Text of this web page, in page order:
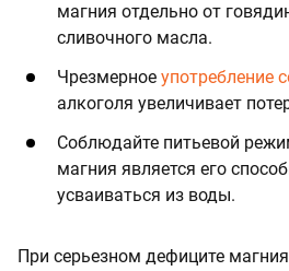
магния отдельно от
сливочного масла.
Чрезмерное употребление
алкоголя увеличивает
Соблюдайте питьевой
магния является его
усваиваться из воды.
При серьезном дефиците